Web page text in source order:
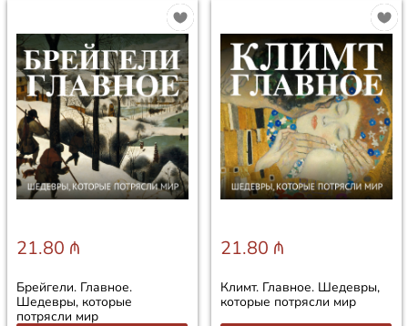
21.80 ₼
Брейгели. Главное.
Шедевры, которые
потрясли мир
21.80 ₼
Климт. Главное. Шедевры,
которые потрясли мир